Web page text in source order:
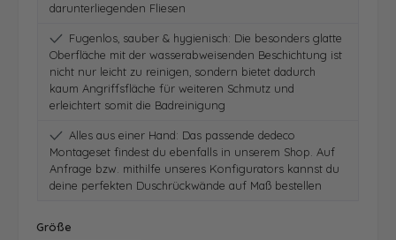
darunterliegenden Fliesen
Fugenlos, sauber & hygienisch: Die besonders glatte
Oberfläche mit der wasserabweisenden Beschichtung ist
nicht nur leicht zu reinigen, sondern bietet dadurch
kaum Angriffsfläche für weiteren Schmutz und
erleichtert somit die Badreinigung
Alles aus einer Hand: Das passende dedeco
Montageset findest du ebenfalls in unserem Shop. Auf
Anfrage bzw. mithilfe unseres Konfigurators kannst du
deine perfekten Duschrückwände auf Maß bestellen
Größe